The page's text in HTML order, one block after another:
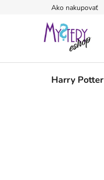
Ako nakupovať
Harry Potter